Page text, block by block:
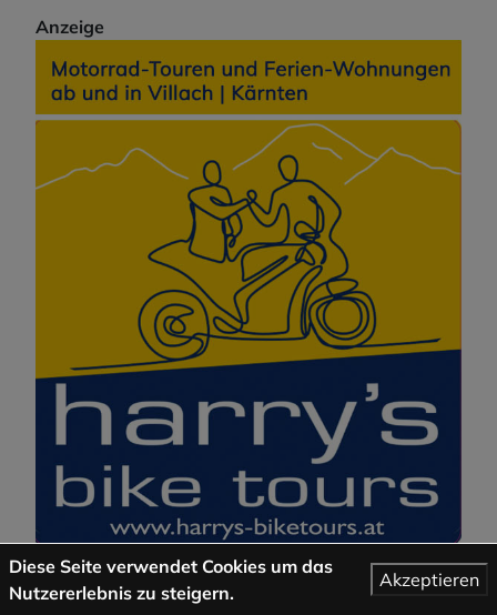
Anzeige
Diese Seite verwendet Cookies um das
Nutzererlebnis zu steigern.
Akzeptieren